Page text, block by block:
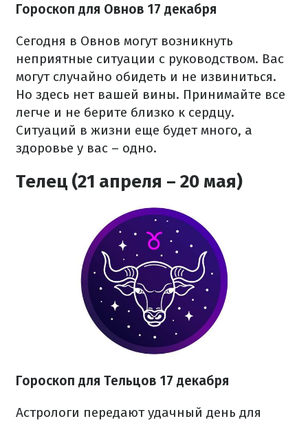
Гороскоп для Овнов 17 декабря
Сегодня в Овнов могут возникнуть
неприятные ситуации с руководством. Вас
могут случайно обидеть и не извиниться.
Но здесь нет вашей вины. Принимайте все
легче и не берите близко к сердцу.
Ситуаций в жизни еще будет много, а
здоровье у вас – одно.
Телец (21 апреля – 20 мая)
Гороскоп для Тельцов 17 декабря
Астрологи передают удачный день для